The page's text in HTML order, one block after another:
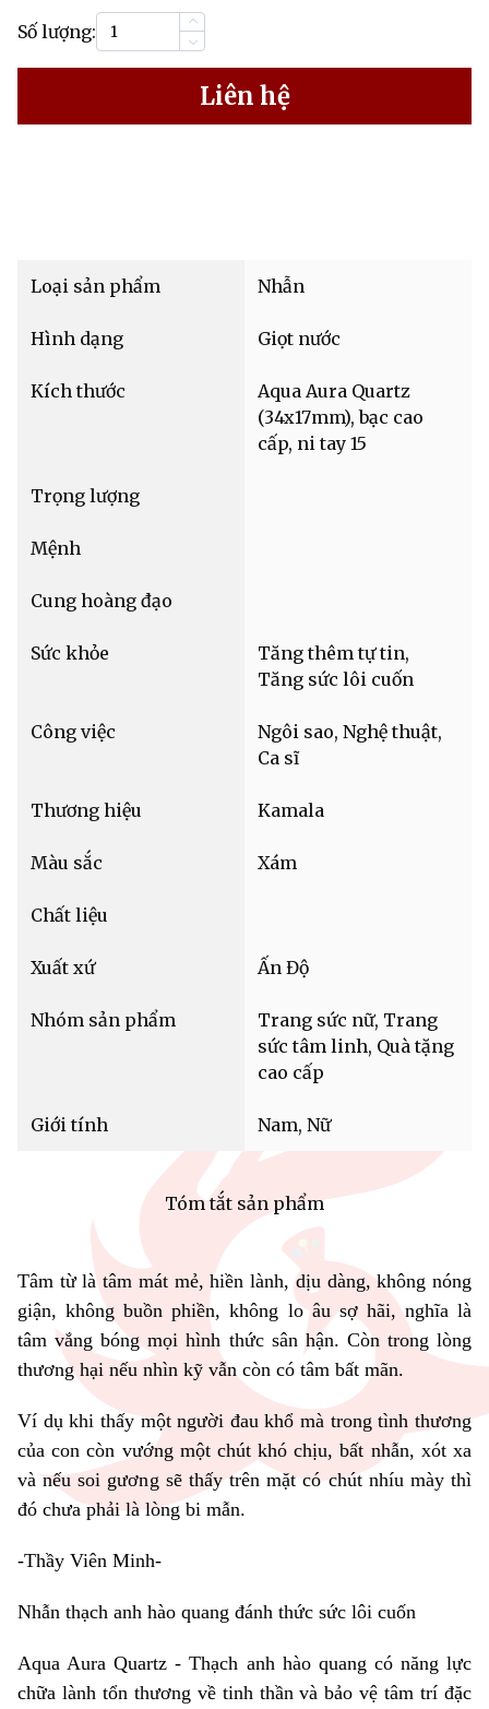
Số lượng:
Liên hệ
Loại sản phẩm Nhẫn
Hình dạng Giọt nước
Kích thước
Aqua Aura Quartz
(34x17mm), bạc cao
cấp, ni tay 15
Trọng lượng
Mệnh
Cung hoàng đạo
Sức khỏe
Tăng thêm tự tin,
Tăng sức lôi cuốn
Công việc
Ngôi sao, Nghệ thuật,
Ca sĩ
Thương hiệu Kamala
Màu sắc Xám
Chất liệu
Xuất xứ Ấn Độ
Nhóm sản phẩm
Trang sức nữ, Trang
sức tâm linh, Quà tặng
cao cấp
Giới tính Nam, Nữ
Tóm tắt sản phẩm
Tâm từ là tâm mát mẻ, hiền lành, dịu dàng, không nóng
giận, không buồn phiền, không lo âu sợ hãi, nghĩa là
tâm vắng bóng mọi hình thức sân hận. Còn trong lòng
thương hại nếu nhìn kỹ vẫn còn có tâm bất mãn.
Ví dụ khi thấy một người đau khổ mà trong tình thương
của con còn vướng một chút khó chịu, bất nhẫn, xót xa
và nếu soi gương sẽ thấy trên mặt có chút nhíu mày thì
đó chưa phải là lòng bi mẫn.
-Thầy Viên Minh-
Nhẫn thạch anh hào quang đánh thức sức lôi cuốn
Aqua Aura Quartz - Thạch anh hào quang có năng lực
chữa lành tổn thương về tinh thần và bảo vệ tâm trí đặc